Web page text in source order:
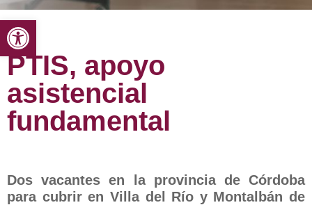
Abrir barra de herramientas
PTIS, apoyo
asistencial
fundamental
Dos vacantes en la provincia de Córdoba
para cubrir en Villa del Río y Montalbán de